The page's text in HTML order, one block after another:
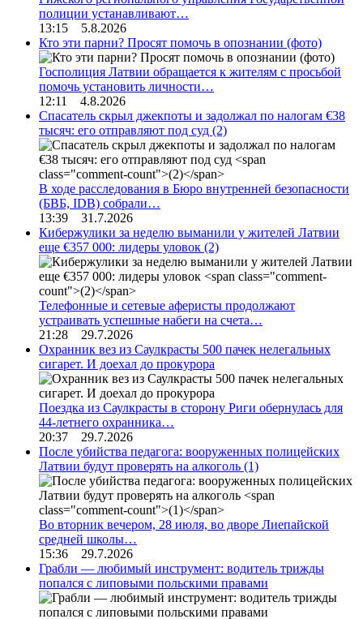
полиции устанавливают…
13:15 5.8.2026
Кто эти парни? Просят помочь в опознании (фото)
Госполиция Латвии обращается к жителям с просьбой
помочь установить личности…
12:11 4.8.2026
Спасатель скрыл джекпоты и задолжал по налогам €38
тысяч: его отправляют под суд (2)
В ходе расследования в Бюро внутренней безопасности
(БВБ, IDB) собрали…
13:39 31.7.2026
Кибержулики за неделю выманили у жителей Латвии
еще €357 000: лидеры уловок (2)
Телефонные и сетевые аферисты продолжают
устраивать успешные набеги на счета…
21:28 29.7.2026
Охранник вез из Саулкрасты 500 пачек нелегальных
сигарет. И доехал до прокурора
Поездка из Саулкрасты в сторону Риги обернулась для
44-летнего охранника…
20:37 29.7.2026
После убийства педагога: вооруженных полицейских
Латвии будут проверять на алкоголь (1)
Во вторник вечером, 28 июля, во дворе Лиепайской
средней школы…
15:36 29.7.2026
Грабли — любимый инструмент: водитель трижды
попался с липовыми польскими правами